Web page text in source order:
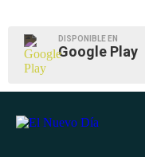
DISPONIBLE EN
Google Play